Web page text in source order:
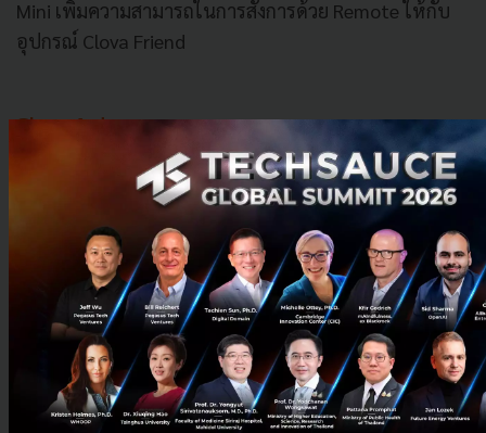
Mini เพิ่มความสามารถในการสั่งการด้วย Remoteให้กับ
อุปกรณ์ Clova Friend
Clova Auto